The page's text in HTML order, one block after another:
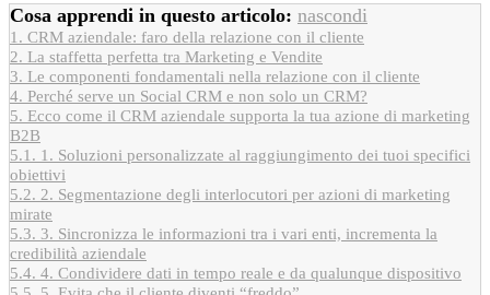
Cosa apprendi in questo articolo: nascondi
1. CRM aziendale: faro della relazione con il cliente
2. La staffetta perfetta tra Marketing e Vendite
3. Le componenti fondamentali nella relazione con il cliente
4. Perché serve un Social CRM e non solo un CRM?
5. Ecco come il CRM aziendale supporta la tua azione di marketing
B2B
5.1. 1. Soluzioni personalizzate al raggiungimento dei tuoi specifici
obiettivi
5.2. 2. Segmentazione degli interlocutori per azioni di marketing
mirate
5.3. 3. Sincronizza le informazioni tra i vari enti, incrementa la
credibilità aziendale
5.4. 4. Condividere dati in tempo reale e da qualunque dispositivo